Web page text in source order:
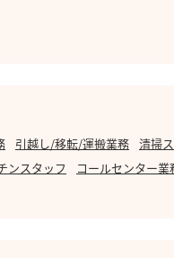
引越し/移転/運搬業務 清掃
ンスタッフ コールセンター業